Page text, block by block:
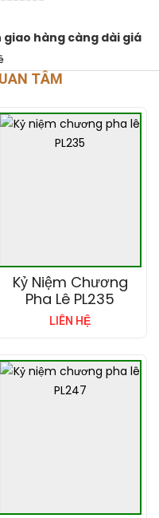
giao hàng càng dài giá
TÂM
Kỷ Niệm Chương
Pha Lê PL235
LIÊN HỆ